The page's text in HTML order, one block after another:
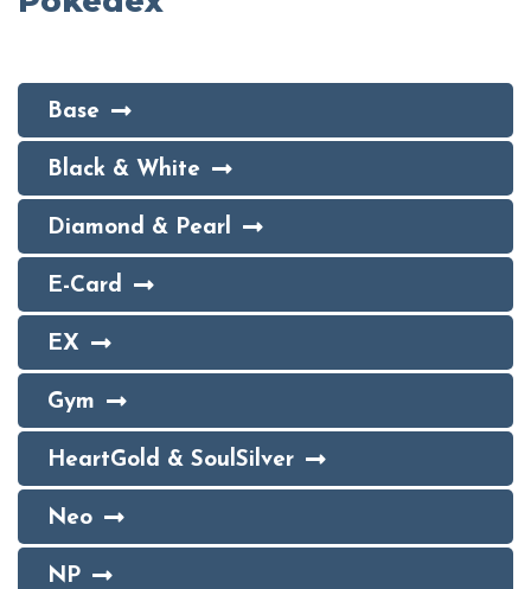
Base
Black & White
Diamond & Pearl
E-Card
EX
Gym
HeartGold & SoulSilver
Neo
NP